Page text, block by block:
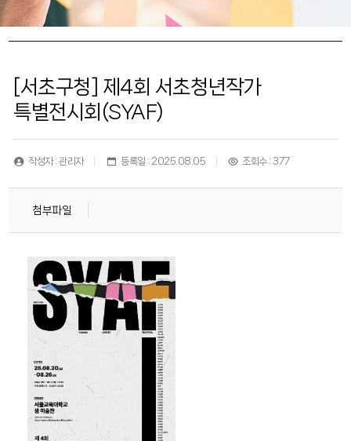
[서초구청] 제4회 서초청년작가
특별전시회(SYAF)
작성자 : 관리자 등록일 : 2025.08.05 조회수 : 377
첨부파일